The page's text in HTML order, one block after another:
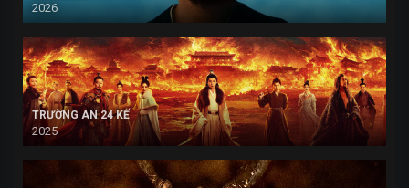
2026
TRƯỜNG AN 24 KẾ
2025